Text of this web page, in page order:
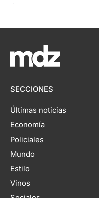
SECCIONES
Últimas noticias
Economía
Policiales
Mundo
Estilo
Vinos